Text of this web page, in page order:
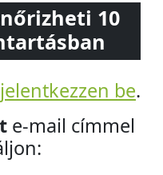
10
jelentkezzen be.
e-mail címmel